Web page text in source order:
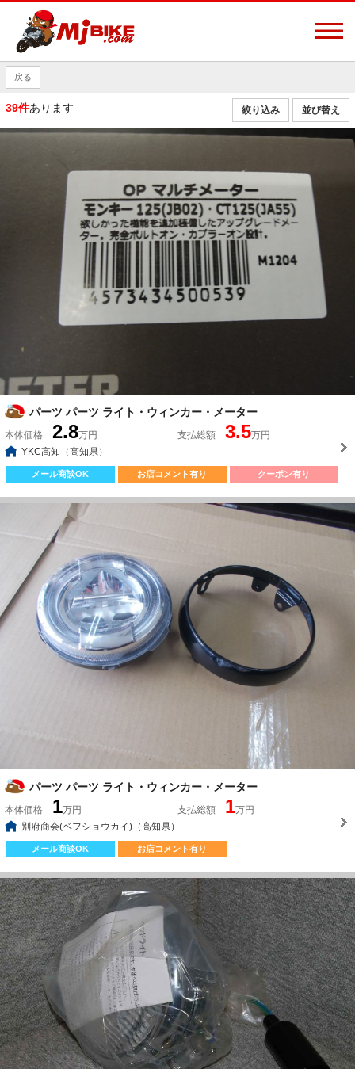
戻る
39件あります 並び替え
絞り込み
パーツ パーツ ライト・ウィンカー・メーター
本体価格 2.8万円 支払総額 3.5万円
YKC高知（高知県）
メール商談OK お店コメント有り クーポン有り
パーツ パーツ ライト・ウィンカー・メーター
本体価格 1万円 支払総額 1万円
別府商会(ベフショウカイ)（高知県）
メール商談OK お店コメント有り